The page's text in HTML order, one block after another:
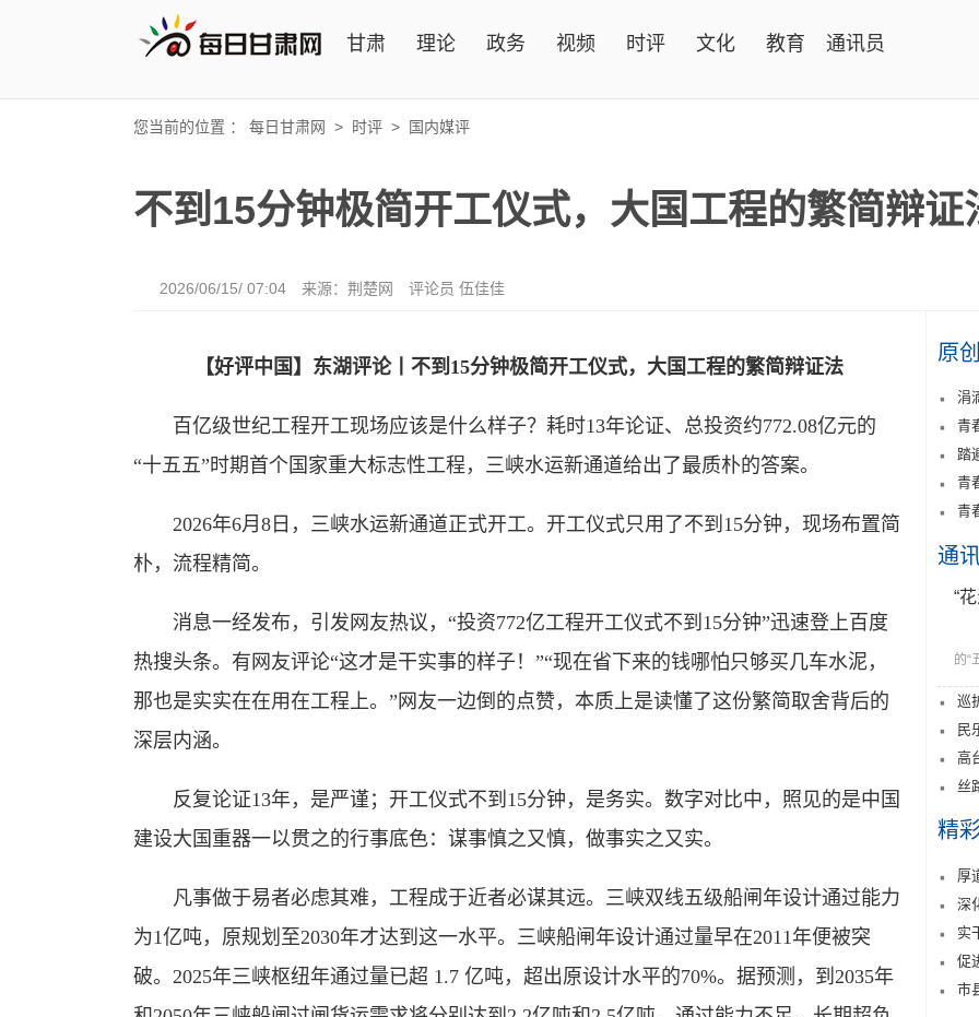
甘肃 理论 政务 视频 时评 文化 教育 通讯员
您当前的位置 ： 每日甘肃网 > 时评 > 国内媒评
不到15分钟极简开工仪式，大国工程的繁简辩证
2026/06/15/ 07:04 来源：荆楚网 评论员 伍佳佳
【好评中国】东湖评论丨不到15分钟极简开工仪式，大国工程的繁简辩证法
百亿级世纪工程开工现场应该是什么样子？耗时13年论证、总投资约772.08亿元的
“十五五”时期首个国家重大标志性工程，三峡水运新通道给出了最质朴的答案。
2026年6月8日，三峡水运新通道正式开工。开工仪式只用了不到15分钟，现场布置简
朴，流程精简。
消息一经发布，引发网友热议，“投资772亿工程开工仪式不到15分钟”迅速登上百度
热搜头条。有网友评论“这才是干实事的样子！”“现在省下来的钱哪怕只够买几车水泥，
那也是实实在在用在工程上。”网友一边倒的点赞，本质上是读懂了这份繁简取舍背后的
深层内涵。
反复论证13年，是严谨；开工仪式不到15分钟，是务实。数字对比中，照见的是中国
建设大国重器一以贯之的行事底色：谋事慎之又慎，做事实之又实。
凡事做于易者必虑其难，工程成于近者必谋其远。三峡双线五级船闸年设计通过能力
为1亿吨，原规划至2030年才达到这一水平。三峡船闸年设计通过量早在2011年便被突
破。2025年三峡枢纽年通过量已超 1.7 亿吨，超出原设计水平的70%。据预测，到2035年
原
涓
青
踏
青
青
通
“
的“
巡
民
高
丝
精
厚
深
实
促
市